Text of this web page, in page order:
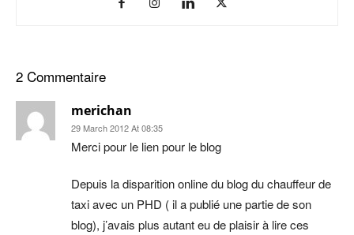
2 Commentaire
merichan
29 March 2012 At 08:35
Merci pour le lien pour le blog
Depuis la disparition online du blog du chauffeur de
taxi avec un PHD ( il a publié une partie de son
blog), j’avais plus autant eu de plaisir à lire ces